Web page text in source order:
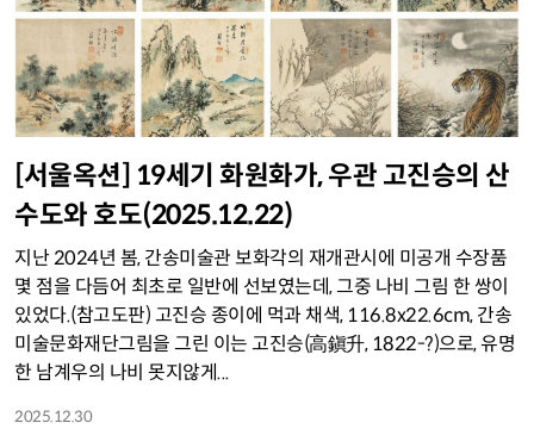
[서울옥션] 19세기 화원화가, 우관 고진승의 산
수도와 호도(2025.12.22)
지난 2024년 봄, 간송미술관 보화각의 재개관시에 미공개 수장품
몇 점을 다듬어 최초로 일반에 선보였는데, 그중 나비 그림 한 쌍이
있었다.(참고도판) 고진승 종이에 먹과 채색, 116.8x22.6cm, 간송
미술문화재단그림을 그린 이는 고진승(高鎭升, 1822-?)으로, 유명
한 남계우의 나비 못지않게...
2025.12.30